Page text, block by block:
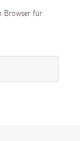
Browser für